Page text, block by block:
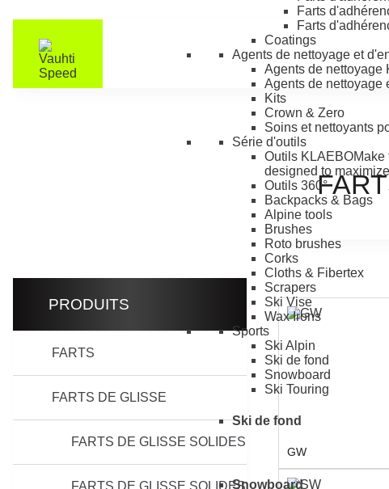
Farts
Farts
Coatings
Agents de nettoyage et
Agents de nettoyage
Agents de nettoyage
Kits
Crown & Zero
Soins et nettoyants
Série d'outils
Outils KLAEBO
designed to
Outils 360°
Backpacks & Bags
Alpine tools
Brushes
Roto brushes
Corks
Cloths & Fibertex
Scrapers
Ski Vise
Wax Irons
Sports
Ski Alpin
Ski de fond
Snowboard
Ski Touring
Ski de fond
Snowboard
PRODUITS
FARTS
FARTS DE GLISSE
FARTS DE GLISSE SOLIDES
FARTS DE GLISSE SOLIDES
GW